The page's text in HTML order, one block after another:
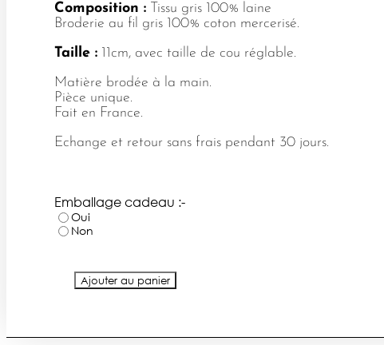
Composition : Tissu gris 100% laine
Broderie au fil gris 100% coton mercerisé.
Taille : 11cm, avec taille de cou réglable.
Matière brodée à la main.
Pièce unique.
Fait en France.
Echange et retour sans frais pendant 30 jours.
Emballage cadeau :-
Oui
Non
quantité
"epis"
Ajouter au panier